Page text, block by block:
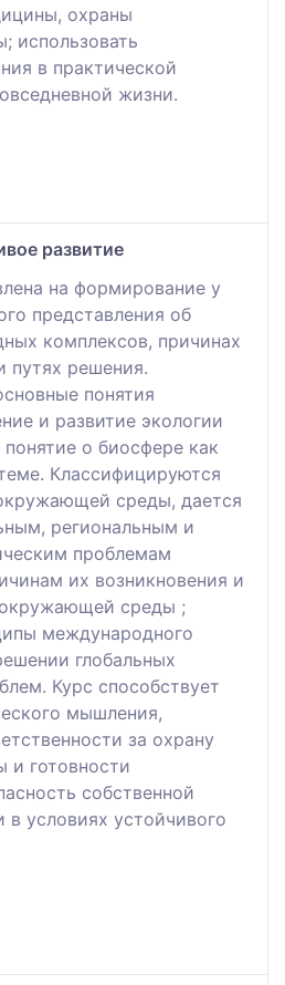
охраны
использовать
в практической
жизни.
развитие
на формирование у
представления об
комплексов, причинах
путях решения.
понятия
и развитие экологии
о биосфере как
Классифицируются
среды, дается
региональным и
проблемам
их возникновения и
среды ;
международного
глобальных
Курс способствует
мышления,
за охрану
готовности
собственной
в условиях устойчивого